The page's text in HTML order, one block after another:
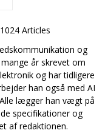
1024 Articles
og
år skrevet om
og har tidligere
han også med AI
lægger han vægt på
specifikationer og
af redaktionen.